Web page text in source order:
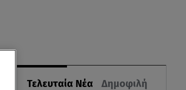
Τελευταία Νέα Δημοφιλή